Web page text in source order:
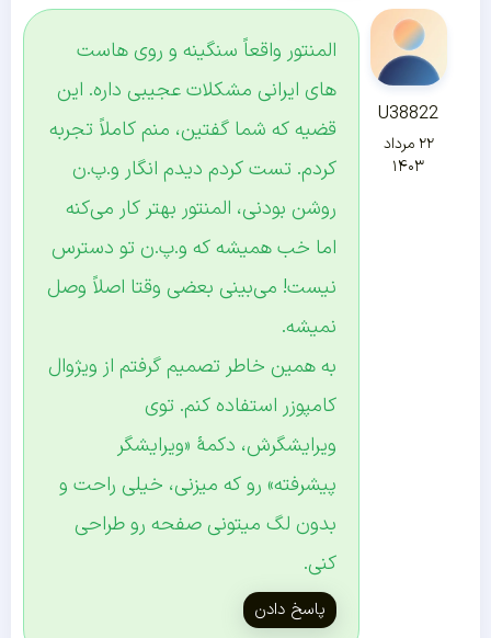
U38822
۲۲ مرداد
۱۴۰۳
المنتور واقعاً سنگینه و روی هاست
های ایرانی مشکلات عجیبی داره. این
قضیه که شما گفتین، منم کاملاً تجربه
کردم. تست کردم دیدم انگار و.پ.ن
روشن بودنی، المنتور بهتر کار می‌کنه
اما خب همیشه که و.پ.ن تو دسترس
نیست! می‌بینی بعضی وقتا اصلاً وصل
نمیشه.
به همین خاطر تصمیم گرفتم از ویژوال
کامپوزر استفاده کنم. توی
ویرایشگرش، دکمۀ «ویرایشگر
پیشرفته» رو که میزنی، خیلی راحت و
بدون لگ میتونی صفحه رو طراحی
کنی.
پاسخ دادن